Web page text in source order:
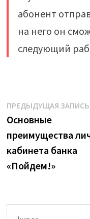
абонент
на него он
следующий
Навигация
по
записям
ПРЕДЫДУЩАЯ ЗАПИСЬ
Основные
преимущества
кабинета банка
«Пойдем!»